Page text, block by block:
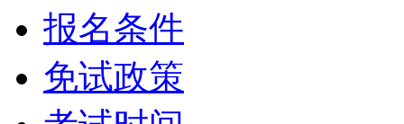
报名条件
免试政策